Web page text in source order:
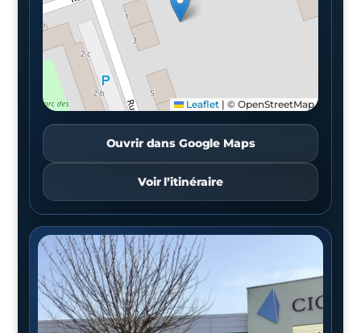
Leaflet | © OpenStreetMap
Ouvrir dans Google Maps
Voir l’itinéraire